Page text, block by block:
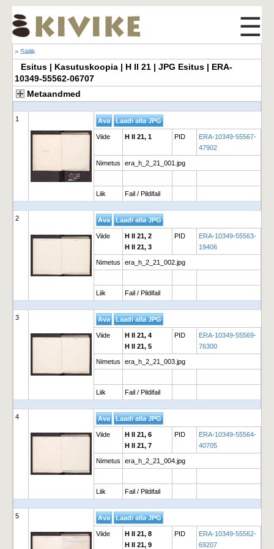
☰
> Säilik
Esitus | Kasutuskoopia | H II 21 | JPG Esitus | ERA-
10349-55562-06707
Metaandmed
1
Viide H II 21, 1 PID
ERA-10349-55567-
47902
Nimetus era_h_2_21_001.jpg
Liik Fail / Pildifail
2
Viide
H II 21, 2
H II 21, 3
PID
ERA-10349-55563-
19406
Nimetus era_h_2_21_002.jpg
Liik Fail / Pildifail
3
Viide
H II 21, 4
H II 21, 5
PID
ERA-10349-55569-
76300
Nimetus era_h_2_21_003.jpg
Liik Fail / Pildifail
4
Viide
H II 21, 6
H II 21, 7
PID
ERA-10349-55564-
40705
Nimetus era_h_2_21_004.jpg
Liik Fail / Pildifail
5
Viide
H II 21, 8
H II 21, 9
PID
ERA-10349-55562-
69207